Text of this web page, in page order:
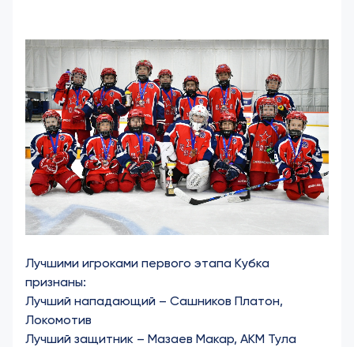
Лучшими игроками первого этапа Кубка
признаны:
Лучший нападающий – Сашников Платон,
Локомотив
Лучший защитник – Мазаев Макар, АКМ Тула